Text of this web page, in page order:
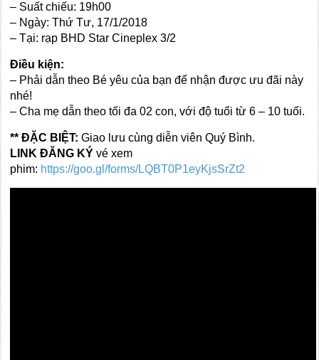
– Suất chiếu: 19h00
– Ngày: Thứ Tư, 17/1/2018
– Tại: rạp BHD Star Cineplex 3/2
Điều kiện:
– Phải dẫn theo Bé yêu của bạn để nhận được ưu đãi này
nhé!
– Cha mẹ dẫn theo tối đa 02 con, với độ tuổi từ 6 – 10 tuổi.
** ĐẶC BIỆT: Giao lưu cùng diễn viên Quý Bình.
LINK ĐĂNG KÝ vé xem
phim: https://goo.gl/forms/LQBT0P1eyKjsSrZt2